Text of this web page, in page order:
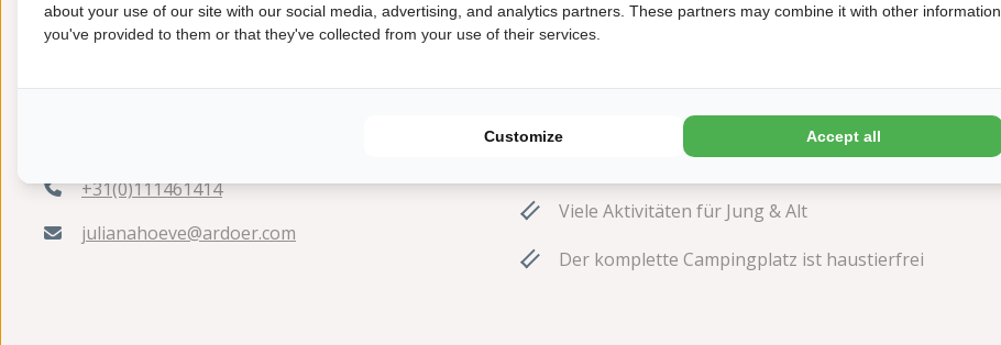
+31(0)111461414
julianahoeve@ardoer.com
Gastfreundlicher Familiencampingplatz
Umringt von schöner Natur
Waaaahnsinnig viel Schwimmspaß!
Viele Aktivitäten für Jung & Alt
Der komplette Campingplatz ist haustierfrei
about your use of our site with our social media, advertising, and analytics partners. These partners may combine it with other information
you've provided to them or that they've collected from your use of their services.
Customize Accept all